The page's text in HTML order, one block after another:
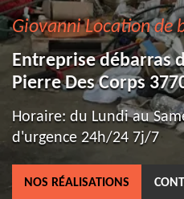
Giovanni Location de
Entreprise débarras
Pierre Des Corps
Horaire: du Lundi au
d'urgence 24h/24 7j/7
NOS RÉALISATIONS